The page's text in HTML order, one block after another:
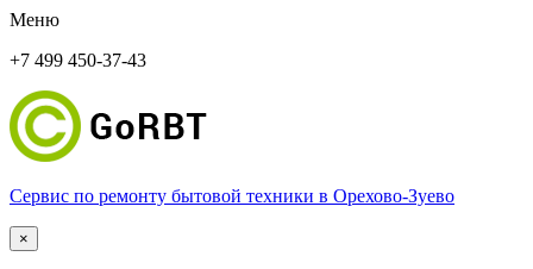
Меню
+7 499 450-37-43
Сервис по ремонту бытовой техники в Орехово-Зуево
×